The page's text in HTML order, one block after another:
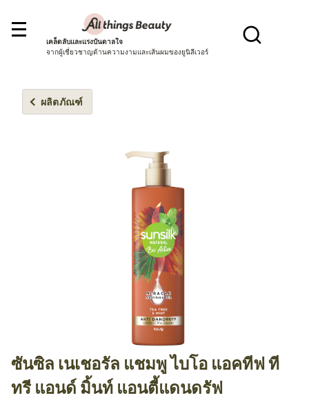
เคล็ดลับและแรงบันดาลใจ
จากผู้เชี่ยวชาญด้านความงามและเส้นผมของยูนิลีเวอร์
ผลิตภัณฑ์
ซันซิล เนเชอรัล แชมพู ไบโอ แอคทีฟ ที
ทรี แอนด์ มิ้นท์ แอนตี้แดนดรัฟ